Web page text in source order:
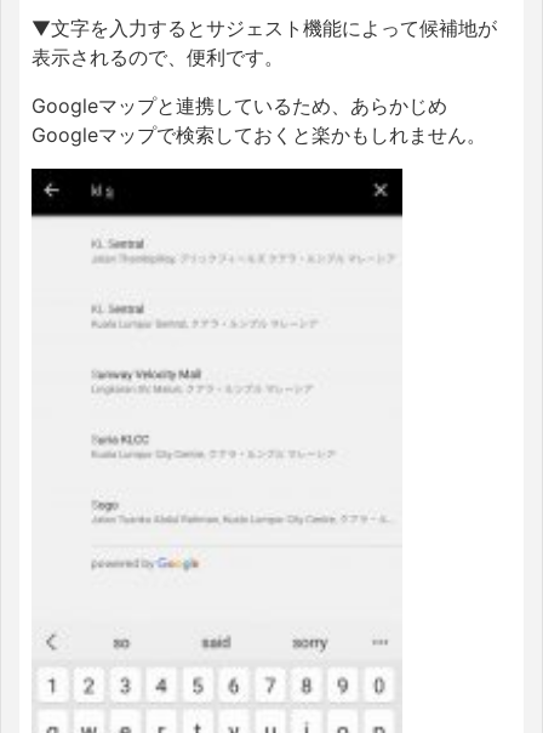
▼文字を入力するとサジェスト機能によって候補地が
表示されるので、便利です。
Googleマップと連携しているため、あらかじめ
Googleマップで検索しておくと楽かもしれません。